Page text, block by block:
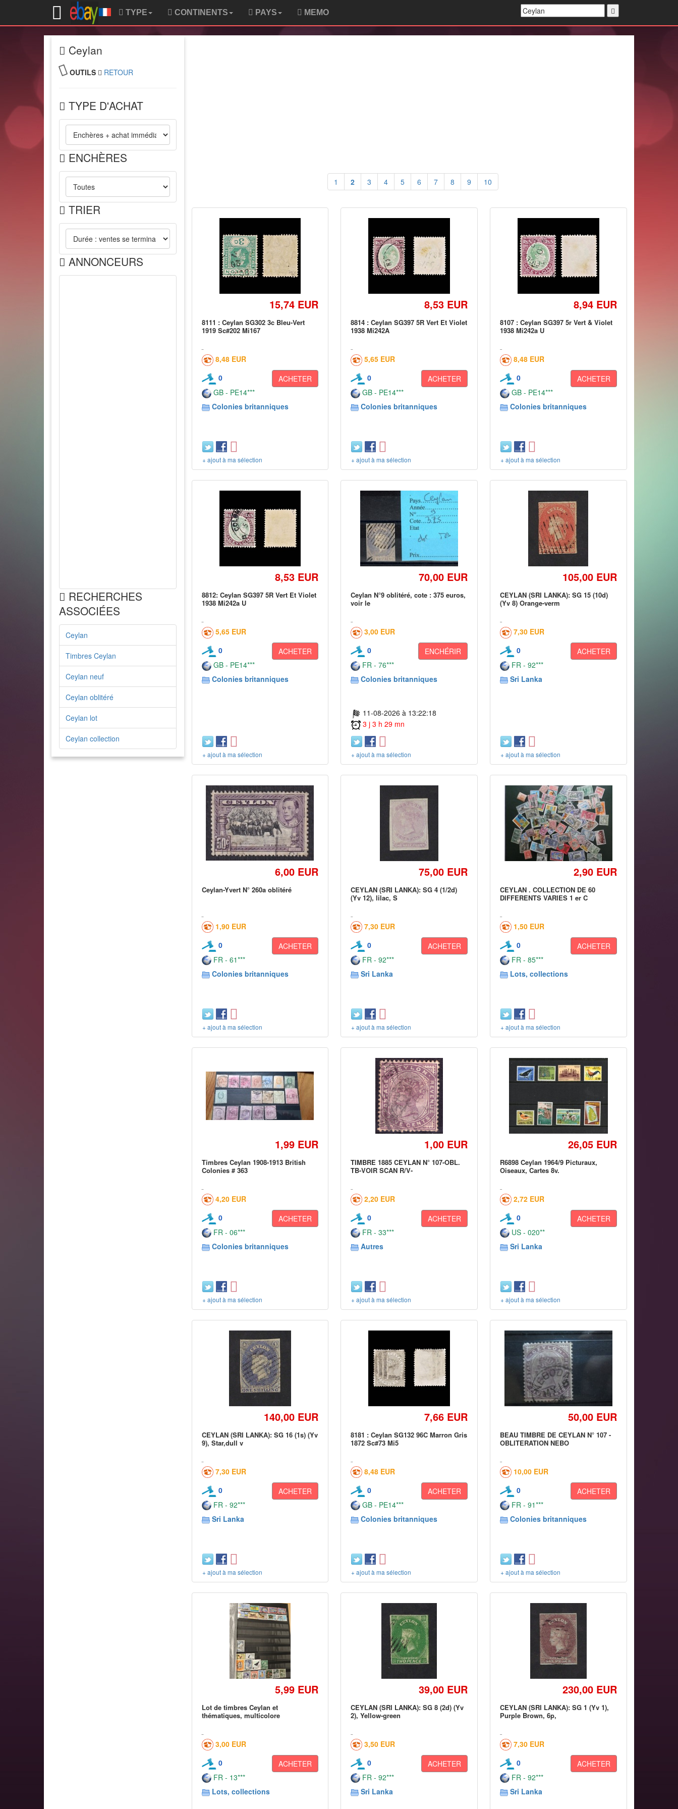
TYPE CONTINENTS PAYS MEMO
Ceylan
OUTILS RETOUR
TYPE D'ACHAT
ENCHÈRES
TRIER
ANNONCEURS
RECHERCHES
ASSOCIÉES
Ceylan
Timbres Ceylan
Ceylan neuf
Ceylan oblitéré
Ceylan lot
Ceylan collection
1 2 3 4 5 6 7 8 9 10
15,74 EUR
8111 : Ceylan SG302 3c Bleu-Vert
1919 Sc#202 Mi167
8,48 EUR
0
ACHETER
GB - PE14***
Colonies britanniques
+ ajout à ma sélection
8,53 EUR
8814 : Ceylan SG397 5R Vert Et Violet
1938 Mi242A
5,65 EUR
0
ACHETER
GB - PE14***
Colonies britanniques
+ ajout à ma sélection
8,94 EUR
8107 : Ceylan SG397 5r Vert & Violet
1938 Mi242a U
8,48 EUR
0
ACHETER
GB - PE14***
Colonies britanniques
+ ajout à ma sélection
8,53 EUR
8812: Ceylan SG397 5R Vert Et Violet
1938 Mi242a U
5,65 EUR
0
ACHETER
GB - PE14***
Colonies britanniques
+ ajout à ma sélection
70,00 EUR
Ceylan N°9 oblitéré, cote : 375 euros,
voir le
3,00 EUR
0
ENCHÉRIR
FR - 76***
Colonies britanniques
11-08-2026 à 13:22:18
3 j 3 h 29 mn
+ ajout à ma sélection
105,00 EUR
CEYLAN (SRI LANKA): SG 15 (10d)
(Yv 8) Orange-verm
7,30 EUR
0
ACHETER
FR - 92***
Sri Lanka
+ ajout à ma sélection
6,00 EUR
Ceylan-Yvert N° 260a oblitéré
1,90 EUR
0
ACHETER
FR - 61***
Colonies britanniques
+ ajout à ma sélection
75,00 EUR
CEYLAN (SRI LANKA): SG 4 (1/2d)
(Yv 12), lilac, S
7,30 EUR
0
ACHETER
FR - 92***
Sri Lanka
+ ajout à ma sélection
2,90 EUR
CEYLAN . COLLECTION DE 60
DIFFERENTS VARIES 1 er C
1,50 EUR
0
ACHETER
FR - 85***
Lots, collections
+ ajout à ma sélection
1,99 EUR
Timbres Ceylan 1908-1913 British
Colonies # 363
4,20 EUR
0
ACHETER
FR - 06***
Colonies britanniques
+ ajout à ma sélection
1,00 EUR
TIMBRE 1885 CEYLAN N° 107-OBL.
TB-VOIR SCAN R/V-
2,20 EUR
0
ACHETER
FR - 33***
Autres
+ ajout à ma sélection
26,05 EUR
R6898 Ceylan 1964/9 Picturaux,
Oiseaux, Cartes 8v.
2,72 EUR
0
ACHETER
US - 020**
Sri Lanka
+ ajout à ma sélection
140,00 EUR
CEYLAN (SRI LANKA): SG 16 (1s) (Yv
9), Star,dull v
7,30 EUR
0
ACHETER
FR - 92***
Sri Lanka
+ ajout à ma sélection
7,66 EUR
8181 : Ceylan SG132 96C Marron Gris
1872 Sc#73 Mi5
8,48 EUR
0
ACHETER
GB - PE14***
Colonies britanniques
+ ajout à ma sélection
50,00 EUR
BEAU TIMBRE DE CEYLAN N° 107 -
OBLITERATION NEBO
10,00 EUR
0
ACHETER
FR - 91***
Colonies britanniques
+ ajout à ma sélection
5,99 EUR
Lot de timbres Ceylan et
thématiques, multicolore
3,00 EUR
0
ACHETER
FR - 13***
Lots, collections
39,00 EUR
CEYLAN (SRI LANKA): SG 8 (2d) (Yv
2), Yellow-green
3,50 EUR
0
ACHETER
FR - 92***
Sri Lanka
230,00 EUR
CEYLAN (SRI LANKA): SG 1 (Yv 1),
Purple Brown, 6p,
7,30 EUR
0
ACHETER
FR - 92***
Sri Lanka